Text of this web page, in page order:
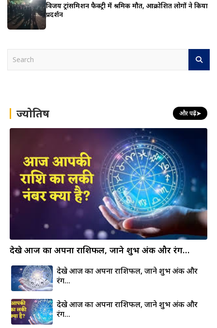
विजय ट्रांसमिशन फैक्ट्री में श्रमिक मौत, आक्रोशित लोगों ने किया
प्रदर्शन
h ज्योतिष और पढ़ें➤
देखे आज का अपना राशिफल, जाने शुभ अंक और रंग…
देखे आज का अपना राशिफल, जाने शुभ अंक और
रंग…
देखे आज का अपना राशिफल, जाने शुभ अंक और
रंग…